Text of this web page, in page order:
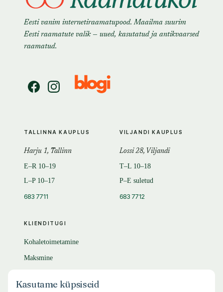
Eesti vanim internetiraamatupood. Maailma suurim
Eesti raamatute valik — uued, kasutatud ja antikvaarsed
raamatud.
KLIENDITUGI
Kohaletoimetamine
Maksmine
KKK
TALLINNA KAUPLUS
Harju 1, Tallinn
E–R 10–19
L–P 10–17
683 7711
VILJANDI KAUPLUS
Lossi 28, Viljandi
T–L 10–18
P–E suletud
683 7712
Kasutame küpsiseid